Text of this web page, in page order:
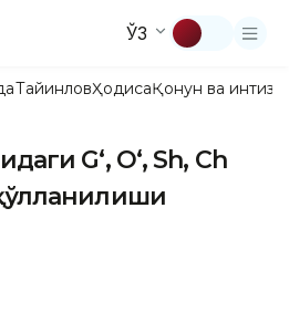
ЎЗ
ТайинловҲодисаҚонун ва
Gʻ, Oʻ, Sh, Ch